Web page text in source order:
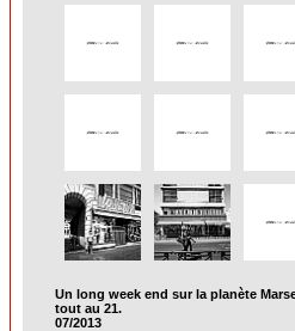
Un long week end sur la planète
tout au 21.
07/2013